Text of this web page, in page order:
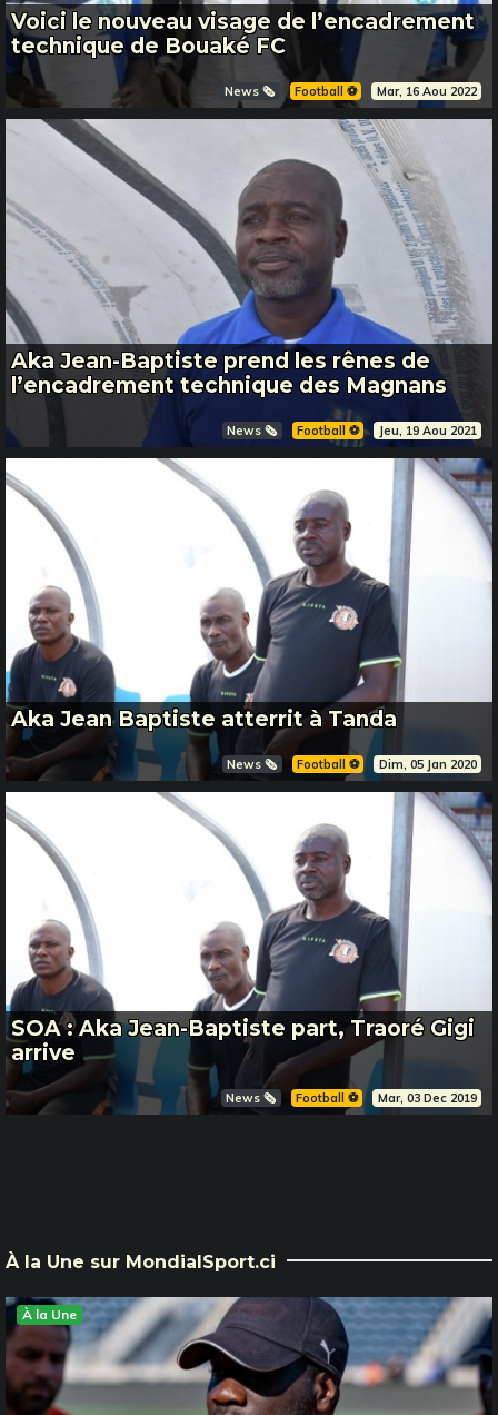
Voici le nouveau visage de l’encadrement
technique de Bouaké FC
News 🗞️ Football ⚽️ Mar, 16 Aou 2022
Aka Jean-Baptiste prend les rênes de
l’encadrement technique des Magnans
News 🗞️ Football ⚽️ Jeu, 19 Aou 2021
Aka Jean Baptiste atterrit à Tanda
News 🗞️ Football ⚽️ Dim, 05 Jan 2020
SOA : Aka Jean-Baptiste part, Traoré Gigi
arrive
News 🗞️ Football ⚽️ Mar, 03 Dec 2019
À la Une sur MondialSport.ci
À la Une